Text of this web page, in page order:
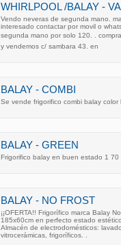
WHIRLPOOL /BALAY -
Vendo neveras de segunda mano.
interesado contactar por movil o
segunda mano por solo 120. .
y vendemos c/ sambara 43. en
BALAY - COMBI
Se vende frigorifico combi balay
BALAY - GREEN
Frigorifico balay en buen estado 1 70
BALAY - NO FROST
¡¡OFERTA!! Frigorífico marca Balay
185x60cm en perfecto estado
Almacén de electrodomésticos:
vitrocerámicas, frigoríficos. .